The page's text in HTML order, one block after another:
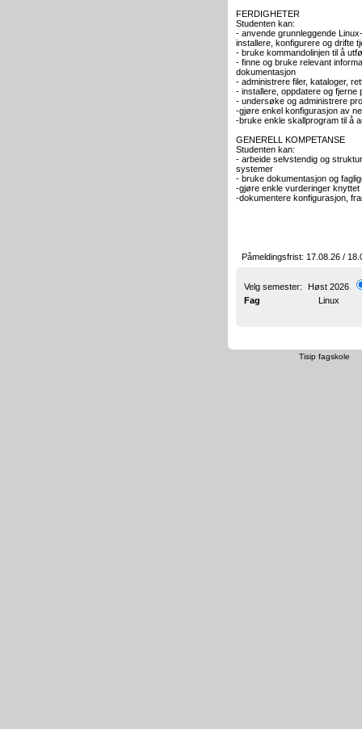
FERDIGHETER
Studenten kan:
- anvende grunnleggende
installere, konfigurere og drifte
- bruke kommandolinjen til å
- finne og bruke relevant
dokumentasjon
- administrere filer, kataloger,
- installere, oppdatere og
- undersøke og administrere
-gjøre enkel konfigurasjon av
-bruke enkle skallprogram til å
GENERELL KOMPETANSE
Studenten kan:
- arbeide selvstendig og
systemer
- bruke dokumentasjon og
-gjøre enkle vurderinger knyttet
-dokumentere konfigurasjon,
Påmeldingsfrist: 17.08.26 /
Velg semester:
Høst 2026
Fag
Linux
Tisip fagskole